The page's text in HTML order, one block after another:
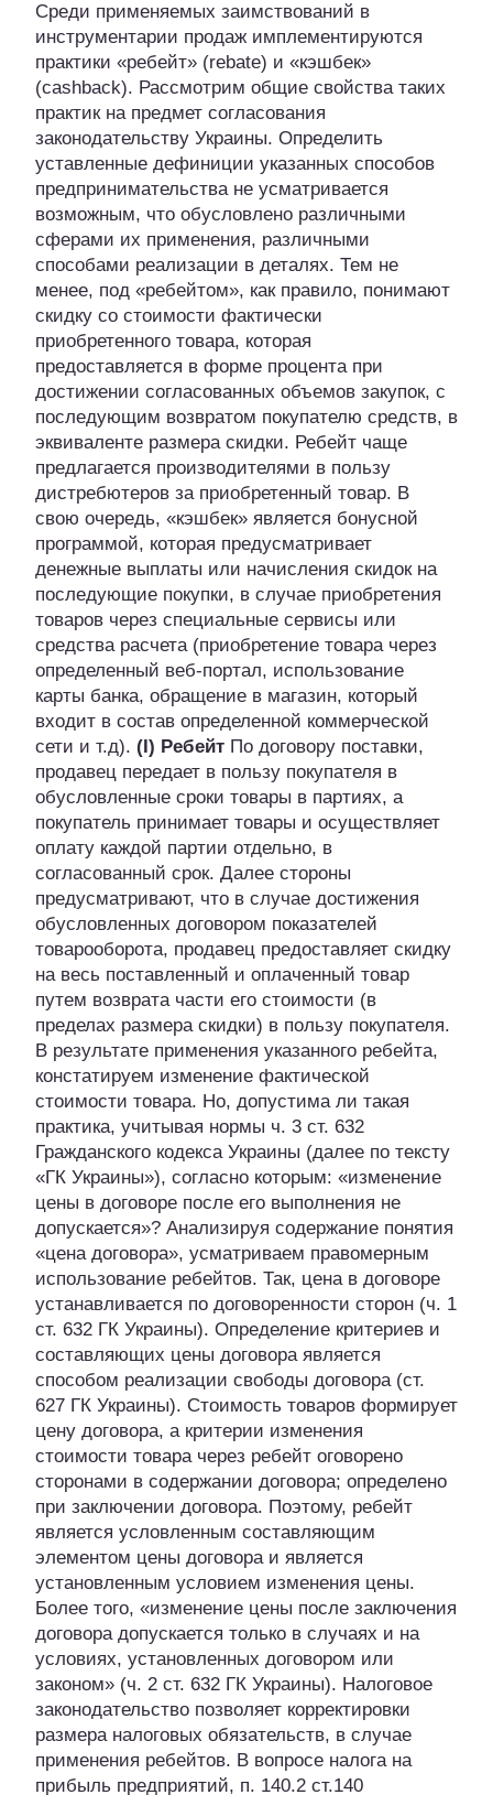
Среди применяемых заимствований в
инструментарии продаж имплементируются
практики «ребейт» (rebate) и «кэшбек»
(cashback). Рассмотрим общие свойства таких
практик на предмет согласования
законодательству Украины. Определить
уставленные дефиниции указанных способов
предпринимательства не усматривается
возможным, что обусловлено различными
сферами их применения, различными
способами реализации в деталях. Тем не
менее, под «ребейтом», как правило, понимают
скидку со стоимости фактически
приобретенного товара, которая
предоставляется в форме процента при
достижении согласованных объемов закупок, с
последующим возвратом покупателю средств, в
эквиваленте размера скидки. Ребейт чаще
предлагается производителями в пользу
дистребютеров за приобретенный товар. В
свою очередь, «кэшбек» является бонусной
программой, которая предусматривает
денежные выплаты или начисления скидок на
последующие покупки, в случае приобретения
товаров через специальные сервисы или
средства расчета (приобретение товара через
определенный веб-портал, использование
карты банка, обращение в магазин, который
входит в состав определенной коммерческой
сети и т.д). (I) Ребейт По договору поставки,
продавец передает в пользу покупателя в
обусловленные сроки товары в партиях, а
покупатель принимает товары и осуществляет
оплату каждой партии отдельно, в
согласованный срок. Далее стороны
предусматривают, что в случае достижения
обусловленных договором показателей
товарооборота, продавец предоставляет скидку
на весь поставленный и оплаченный товар
путем возврата части его стоимости (в
пределах размера скидки) в пользу покупателя.
В результате применения указанного ребейта,
констатируем изменение фактической
стоимости товара. Но, допустима ли такая
практика, учитывая нормы ч. 3 ст. 632
Гражданского кодекса Украины (далее по тексту
«ГК Украины»), согласно которым: «изменение
цены в договоре после его выполнения не
допускается»? Анализируя содержание понятия
«цена договора», усматриваем правомерным
использование ребейтов. Так, цена в договоре
устанавливается по договоренности сторон (ч. 1
ст. 632 ГК Украины). Определение критериев и
составляющих цены договора является
способом реализации свободы договора (ст.
627 ГК Украины). Стоимость товаров формирует
цену договора, а критерии изменения
стоимости товара через ребейт оговорено
сторонами в содержании договора; определено
при заключении договора. Поэтому, ребейт
является условленным составляющим
элементом цены договора и является
установленным условием изменения цены.
Более того, «изменение цены после заключения
договора допускается только в случаях и на
условиях, установленных договором или
законом» (ч. 2 ст. 632 ГК Украины). Налоговое
законодательство позволяет корректировки
размера налоговых обязательств, в случае
применения ребейтов. В вопросе налога на
прибыль предприятий, п. 140.2 ст.140